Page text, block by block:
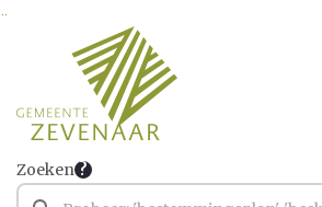
Ga naar de inhoud van deze pagina
Zoeken